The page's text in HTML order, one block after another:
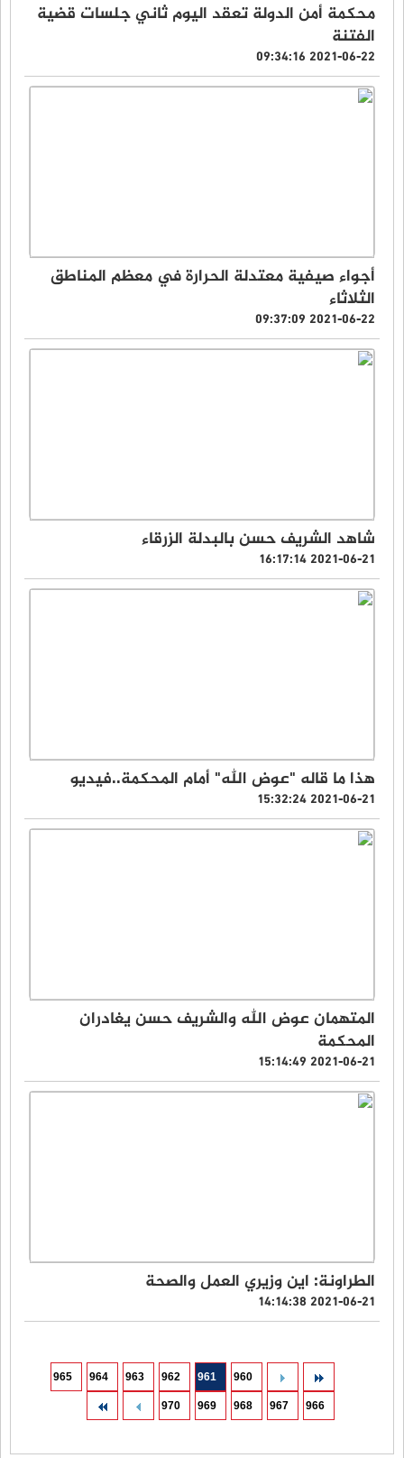
محكمة أمن الدولة تعقد اليوم ثاني جلسات قضية
الفتنة
2021-06-22 09:34:16
أجواء صيفية معتدلة الحرارة في معظم المناطق
الثلاثاء
2021-06-22 09:37:09
شاهد الشريف حسن بالبدلة الزرقاء
2021-06-21 16:17:14
هذا ما قاله "عوض الله" أمام المحكمة..فيديو
2021-06-21 15:32:24
المتهمان عوض الله والشريف حسن يغادران
المحكمة
2021-06-21 15:14:49
الطراونة: اين وزيري العمل والصحة
2021-06-21 14:14:38
960
961
962
963
964
965
966
967
968
969
970